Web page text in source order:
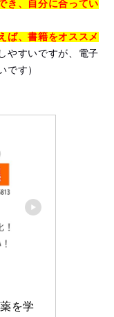
き、自分に合ってい
ば、書籍をオススメ
やすいですが、電子
です）
を学